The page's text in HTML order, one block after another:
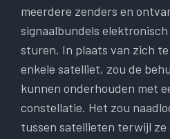
meerdere zenders en
signaalbundels
sturen. In plaats van zich
enkele satelliet, zou de
kunnen onderhouden met
constellatie. Het zou
tussen satellieten terwijl ze